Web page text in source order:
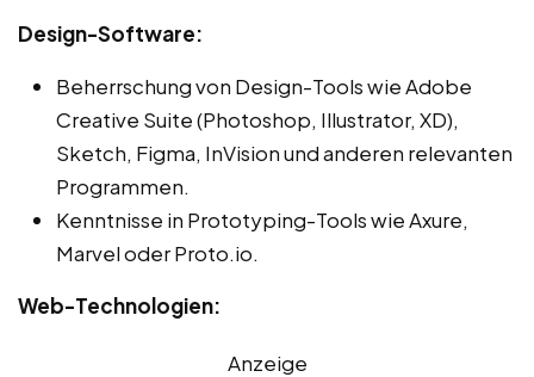
Design-Software:
Beherrschung von Design-Tools wie Adobe
Creative Suite (Photoshop, Illustrator, XD),
Sketch, Figma, InVision und anderen relevanten
Programmen.
Kenntnisse in Prototyping-Tools wie Axure,
Marvel oder Proto.io.
Web-Technologien:
Anzeige